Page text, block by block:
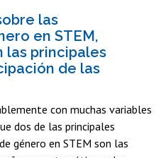
las
en STEM,
las principales
de las
con muchas variables
dos de las principales
género en STEM son las